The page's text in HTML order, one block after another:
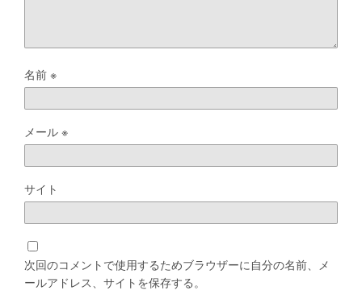
名前※
メール※
サイト
次回のコメントで使用するためブラウザーに自分の名前、メ
ールアドレス、サイトを保存する。